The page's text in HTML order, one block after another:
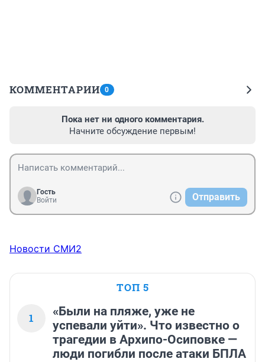
КОММЕНТАРИИ 0
Пока нет ни одного комментария.
Начните обсуждение первым!
Гость
Войти
Отправить
Новости СМИ2
ТОП 5
1
«Были на пляже, уже не
успевали уйти». Что известно о
трагедии в Архипо-Осиповке —
люди погибли после атаки БПЛА